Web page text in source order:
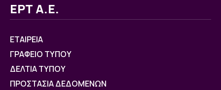
ΕΡΤ Α.Ε.
ΕΤΑΙΡΕΙΑ
ΓΡΑΦΕΙΟ ΤΥΠΟΥ
ΔΕΛΤΙΑ ΤΥΠΟΥ
ΠΡΟΣΤΑΣΙΑ ΔΕΔΟΜΕΝΩΝ